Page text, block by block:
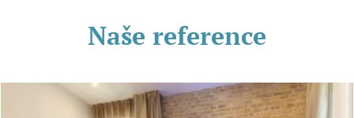
Naše reference